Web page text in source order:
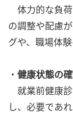
体力的な負
の調整や配慮
グや、職場体
・ 健康状態の
就業前健康
し、必要であ